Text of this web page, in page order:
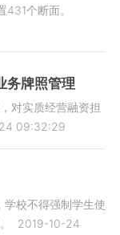
个断面。
务牌照管理
对实质经营融资担
09:32:29
学校不得强制学生使
2019-10-24